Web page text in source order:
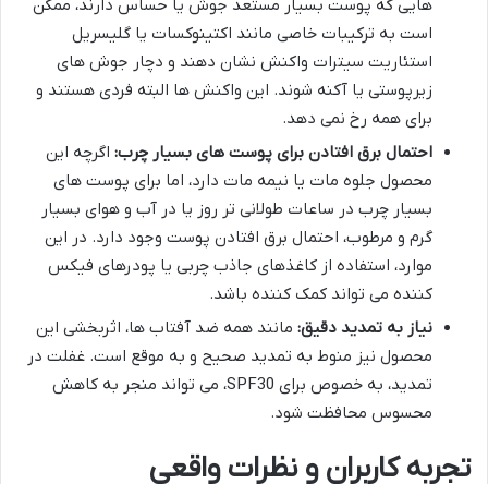
هایی که پوست بسیار مستعد جوش یا حساس دارند، ممکن
است به ترکیبات خاصی مانند اکتینوکسات یا گلیسریل
استئاریت سیترات واکنش نشان دهند و دچار جوش های
زیرپوستی یا آکنه شوند. این واکنش ها البته فردی هستند و
برای همه رخ نمی دهد.
احتمال برق افتادن برای پوست های بسیار چرب: اگرچه این
محصول جلوه مات یا نیمه مات دارد، اما برای پوست های
بسیار چرب در ساعات طولانی تر روز یا در آب و هوای بسیار
گرم و مرطوب، احتمال برق افتادن پوست وجود دارد. در این
موارد، استفاده از کاغذهای جاذب چربی یا پودرهای فیکس
کننده می تواند کمک کننده باشد.
نیاز به تمدید دقیق: مانند همه ضد آفتاب ها، اثربخشی این
محصول نیز منوط به تمدید صحیح و به موقع است. غفلت در
تمدید، به خصوص برای SPF30، می تواند منجر به کاهش
محسوس محافظت شود.
تجربه کاربران و نظرات واقعی